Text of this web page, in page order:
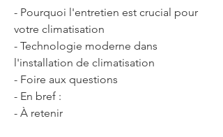
- Pourquoi l'entretien est crucial pour
votre climatisation
- Technologie moderne dans
l'installation de climatisation
- Foire aux questions
- En bref :
- À retenir